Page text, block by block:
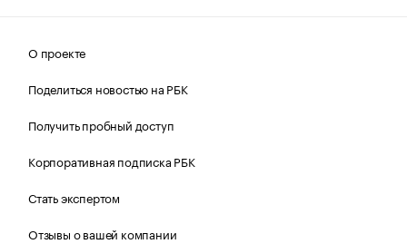
О проекте
Поделиться новостью на РБК
Получить пробный доступ
Корпоративная подписка РБК
Стать экспертом
Отзывы о вашей компании